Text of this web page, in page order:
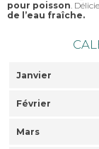
pour poisson.
de l’eau fraîche.
Janvier
Février
Mars